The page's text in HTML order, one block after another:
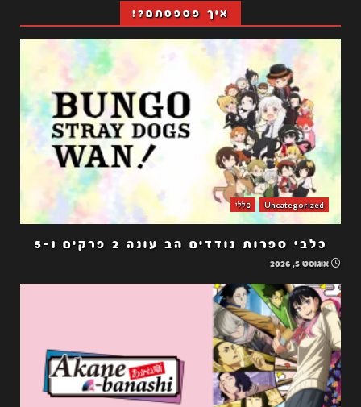
איך פספסתם?!
Uncategorized כללי
כלבי ספרות נודדים הב עונה 2 פרקים 5-1
אוגוסט 5, 2026